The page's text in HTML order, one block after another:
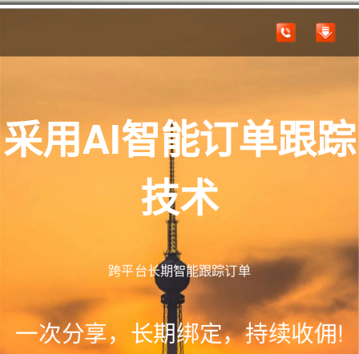
采用AI智能订单跟踪
技术
跨平台长期智能跟踪订单
一次分享，长期绑定，持续收佣!